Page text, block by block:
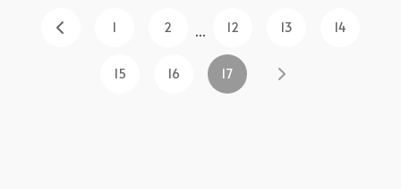
1 2 ... 12 13 14
15 16 17